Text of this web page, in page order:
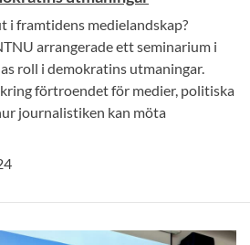
i framtidens medielandskap?
arrangerade ett seminarium i
roll i demokratins utmaningar.
förtroendet för medier, politiska
journalistiken kan möta